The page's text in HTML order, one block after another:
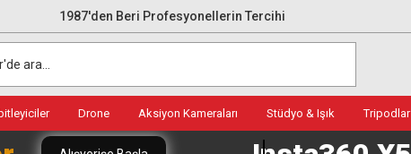
1987'den Beri Profesyonellerin Tercihi
Drone Aksiyon Kameraları Stüdyo & Işık Tripodlar